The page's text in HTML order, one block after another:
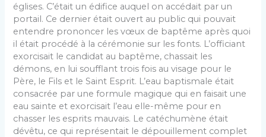
églises. C’était un édifice auquel on accédait par un
portail. Ce dernier était ouvert au public qui pouvait
entendre pro­noncer les vœux de baptême après quoi
il était procédé à la cérémonie sur les fonts. L’officiant
exorcisait le can­didat au baptême, chassait les
démons, en lui soufflant trois fois au visage pour le
Père, le Fils et le Saint Esprit. L’eau baptismale était
consacrée par une formule magique qui en faisait une
eau sainte et exorcisait l’eau elle-même pour en
chasser les esprits mauvais. Le catéchumène était
dévêtu, ce qui représentait le dépouil­lement complet